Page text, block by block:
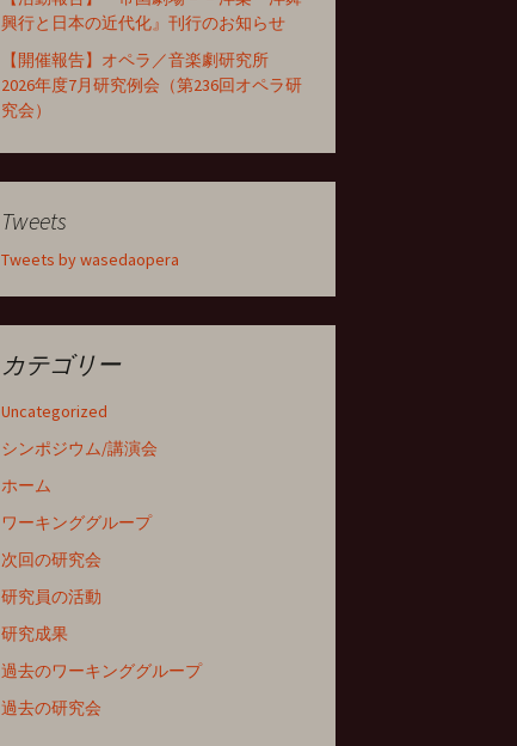
興行と日本の近代化』刊行のお知らせ
【開催報告】オペラ／音楽劇研究所
2026年度7月研究例会（第236回オペラ研
究会）
Tweets
Tweets by wasedaopera
カテゴリー
Uncategorized
シンポジウム/講演会
ホーム
ワーキンググループ
次回の研究会
研究員の活動
研究成果
過去のワーキンググループ
過去の研究会